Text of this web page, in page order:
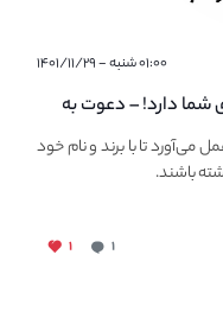
۰۱:۰۰ شنبه - ۱۴۰۱/۱۱/۲۹
شما دارد! – دعوت به
می‌آورد تا با برند و نام خود
باشند.
۱ ۱